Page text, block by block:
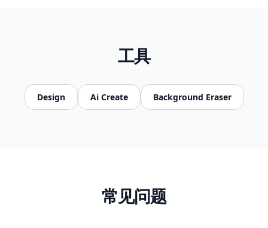
工具
Design Ai Create Background Eraser
常见问题